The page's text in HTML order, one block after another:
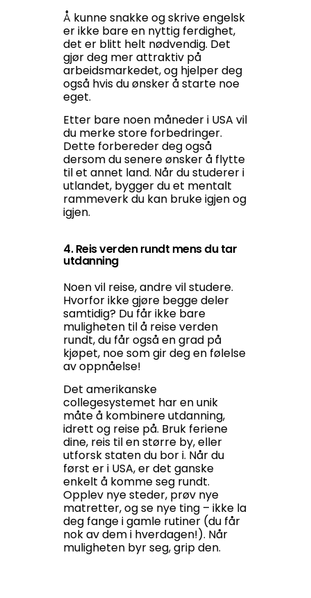
Å kunne snakke og skrive engelsk
er ikke bare en nyttig ferdighet,
det er blitt helt nødvendig. Det
gjør deg mer attraktiv på
arbeidsmarkedet, og hjelper deg
også hvis du ønsker å starte noe
eget.
Etter bare noen måneder i USA vil
du merke store forbedringer.
Dette forbereder deg også
dersom du senere ønsker å flytte
til et annet land. Når du studerer i
utlandet, bygger du et mentalt
rammeverk du kan bruke igjen og
igjen.
4. Reis verden rundt mens du tar
utdanning
Noen vil reise, andre vil studere.
Hvorfor ikke gjøre begge deler
samtidig? Du får ikke bare
muligheten til å reise verden
rundt, du får også en grad på
kjøpet, noe som gir deg en følelse
av oppnåelse!
Det amerikanske
collegesystemet har en unik
måte å kombinere utdanning,
idrett og reise på. Bruk feriene
dine, reis til en større by, eller
utforsk staten du bor i. Når du
først er i USA, er det ganske
enkelt å komme seg rundt.
Opplev nye steder, prøv nye
matretter, og se nye ting – ikke la
deg fange i gamle rutiner (du får
nok av dem i hverdagen!). Når
muligheten byr seg, grip den.